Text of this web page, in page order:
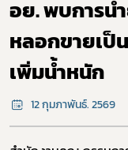
อย. พบการน
หลอกขายเป็
เพิ่มน้ำหนัก
12 กุมภาพันธ์. 2569